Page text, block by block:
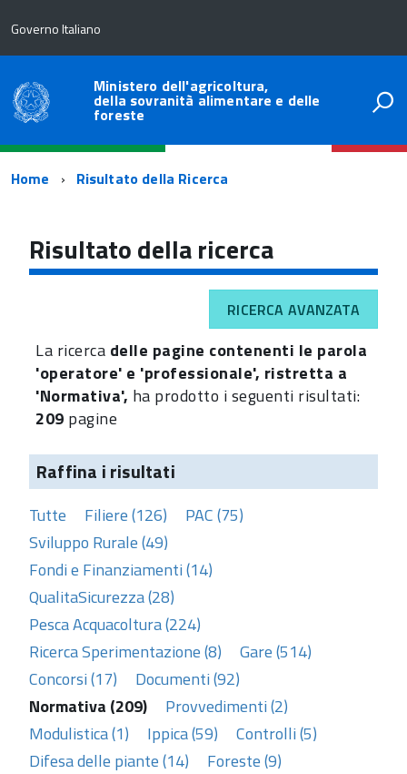
Governo Italiano
Ministero dell'agricoltura,
della sovranità alimentare e delle
foreste
Percorso
navigazione
Home Risultato della Ricerca
Risultato della ricerca
RICERCA AVANZATA
La ricerca delle pagine contenenti le parola
'operatore' e 'professionale', ristretta a
'Normativa', ha prodotto i seguenti risultati:
209 pagine
Raffina i risultati
Tutte Filiere (126)
PAC (75)
Sviluppo Rurale (49)
Fondi e Finanziamenti (14)
QualitaSicurezza (28)
Pesca Acquacoltura (224)
Ricerca Sperimentazione (8)
Gare (514)
Concorsi (17)
Documenti (92)
Normativa (209)
Provvedimenti (2)
Modulistica (1)
Ippica (59)
Controlli (5)
Difesa delle piante (14)
Foreste (9)